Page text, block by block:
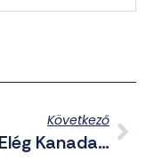
Következő
Nem Elég Kanada Bocsánatkérése A Himlővel Irtott Indiánoknak